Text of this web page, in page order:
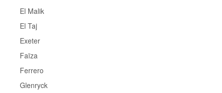
El Malik
El Taj
Exeter
Faïza
Ferrero
Glenryck